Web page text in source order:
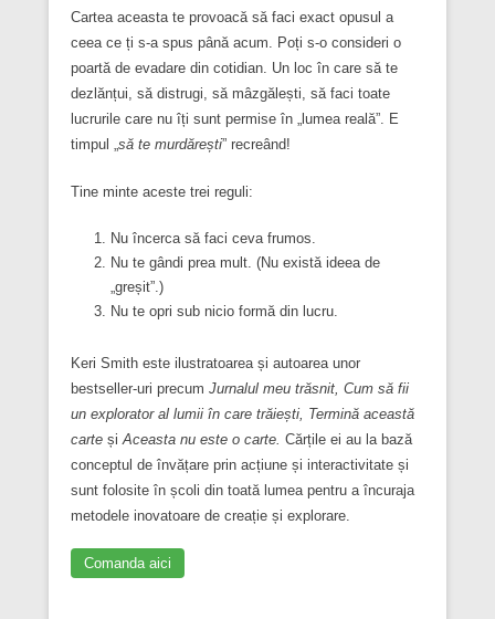
Cartea aceasta te provoacă să faci exact opusul a
ceea ce ți s-a spus până acum. Poți s-o consideri o
poartă de evadare din cotidian. Un loc în care să te
dezlănțui, să distrugi, să mâzgălești, să faci toate
lucrurile care nu îți sunt permise în „lumea reală”. E
timpul „ să te murdărești” recreând!
Tine minte aceste trei reguli:
Nu încerca să faci ceva frumos.
Nu te gândi prea mult. (Nu există ideea de
„greșit”.)
Nu te opri sub nicio formă din lucru.
Keri Smith este ilustratoarea și autoarea unor
bestseller-uri precum Jurnalul meu trăsnit, Cum să fii
un explorator al lumii în care trăiești, Termină această
carte și Aceasta nu este o carte. Cărțile ei au la bază
conceptul de învățare prin acțiune și interactivitate și
sunt folosite în școli din toată lumea pentru a încuraja
metodele inovatoare de creație și explorare.
Comanda aici